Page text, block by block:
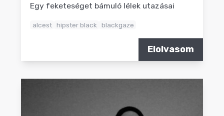
Egy feketeséget bámuló lélek utazásai
alcest hipster black blackgaze
Elolvasom